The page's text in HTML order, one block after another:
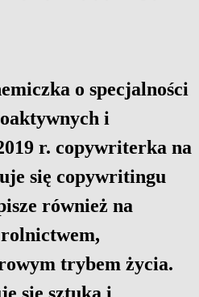
o specjalności
i
r. copywriterka na
się copywritingu
również na
trybem życia.